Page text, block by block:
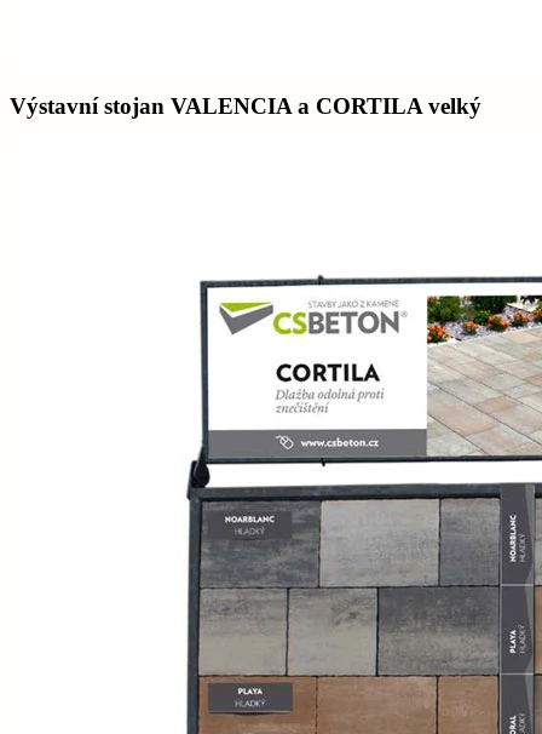
Výstavní stojan VALENCIA a CORTILA velký